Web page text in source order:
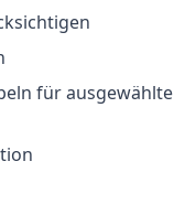
für ausgewählte